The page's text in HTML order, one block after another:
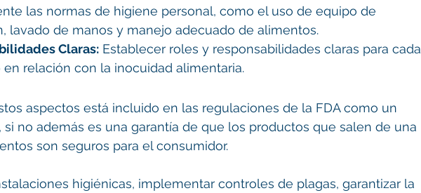
las normas de higiene personal, como el uso de equipo de
lavado de manos y manejo adecuado de alimentos.
Claras: Establecer roles y responsabilidades claras para cada
relación con la inocuidad alimentaria.
aspectos está incluido en las regulaciones de la FDA como un
si no además es una garantía de que los productos que salen de una
son seguros para el consumidor.
higiénicas, implementar controles de plagas, garantizar la